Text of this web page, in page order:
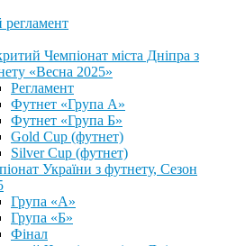
регламент
Чемпіонат міста Дніпра з
«Весна 2025»
Регламент
Футнет «Група А»
Футнет «Група Б»
Gold Cup (футнет)
Silver Cup (футнет)
України з футнету, Сезон
Група «А»
Група «Б»
Фінал